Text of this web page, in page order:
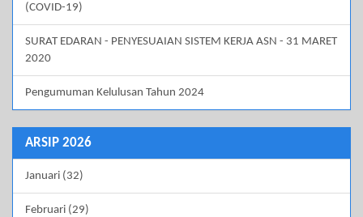
(COVID-19)
SURAT EDARAN - PENYESUAIAN SISTEM KERJA ASN - 31 MARET
2020
Pengumuman Kelulusan Tahun 2024
ARSIP 2026
Januari (32)
Februari (29)